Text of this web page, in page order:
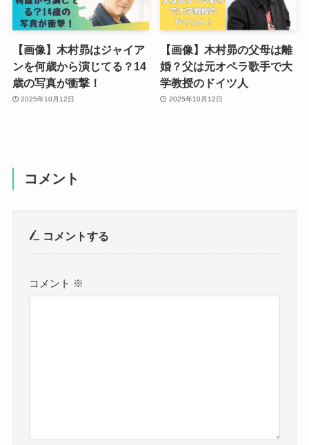
【画像】木村昴はジャイア
ンを何歳から演じてる？14
歳の写真が衝撃！
2025年10月12日
【画像】木村昴の父母は離
婚？父は元オペラ歌手で大
学教授のドイツ人
2025年10月12日
コメント
コメントする
コメント ※